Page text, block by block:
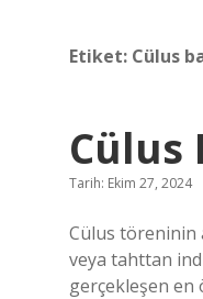
Etiket: Cülus
Cülus
Tarih: Ekim 27, 2024
Cülus töreninin
veya tahttan
gerçekleşen en